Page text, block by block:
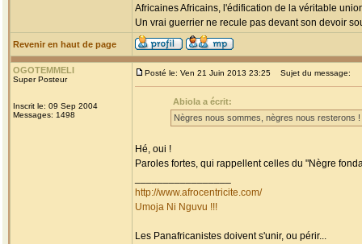
Africaines Africains, l'édification de la véritable
Un vrai guerrier ne recule pas devant son devoir
Revenir en haut de page
OGOTEMMELI
Super Posteur
Inscrit le: 09 Sep 2004
Messages: 1498
Posté le: Ven 21 Juin 2013 23:25 Sujet du message:
Abiola a écrit:
Nègres nous sommes, nègres nous resterons !
Hé, oui !
Paroles fortes, qui rappellent celles du "Nègre
http://www.afrocentricite.com/
Umoja Ni Nguvu !!!
Les Panafricanistes doivent s'unir, ou périr...